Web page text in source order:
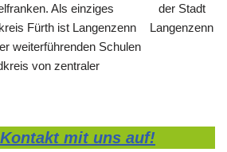
Als einziges
Fürth ist Langenzenn
weiterführenden Schulen
von zentraler
mit uns auf!